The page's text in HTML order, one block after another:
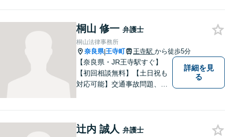
さまに安心を与えることを目
指します。【地域に根差した
弁護士】まずはお気軽にご相
談ください。
桐山 修一 弁護士
桐山法律事務所
奈良県|王寺町 王寺駅 から徒歩5分
【奈良県・JR王寺駅すぐ】
【初回相談無料】【土日祝も
対応可能】交通事故問題、遺
提供しています。
詳細を見
る
辻内 誠人 弁護士